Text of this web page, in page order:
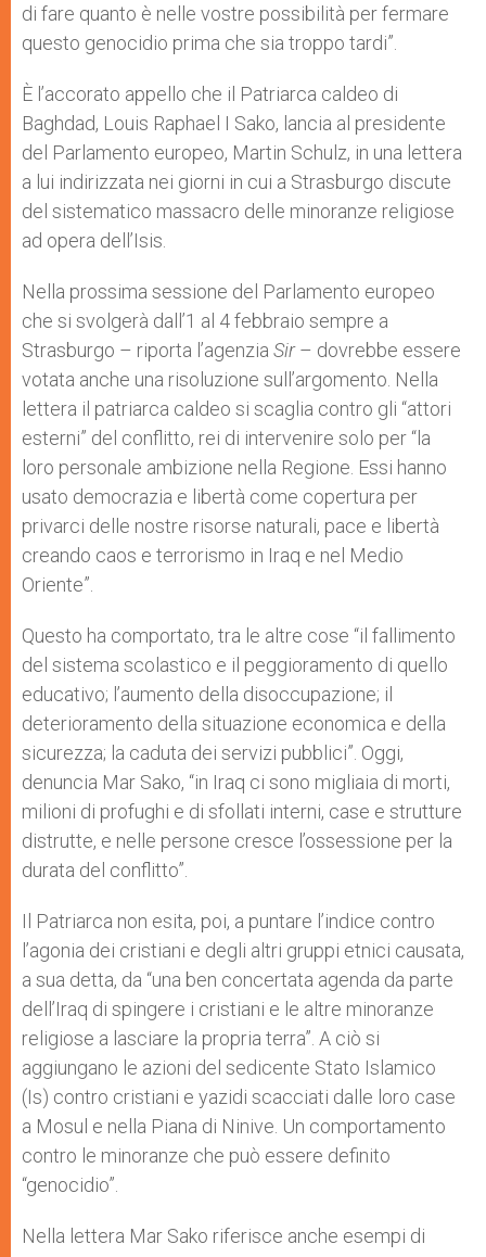
di fare quanto è nelle vostre possibilità per fermare
questo genocidio prima che sia troppo tardi”.
È l’accorato appello che il Patriarca caldeo di
Baghdad, Louis Raphael I Sako, lancia al presidente
del Parlamento europeo, Martin Schulz, in una lettera
a lui indirizzata nei giorni in cui a Strasburgo discute
del sistematico massacro delle minoranze religiose
ad opera dell’Isis.
Nella prossima sessione del Parlamento europeo
che si svolgerà dall’1 al 4 febbraio sempre a
Strasburgo – riporta l’agenzia Sir– dovrebbe essere
votata anche una risoluzione sull’argomento. Nella
lettera il patriarca caldeo si scaglia contro gli “attori
esterni” del conflitto, rei di intervenire solo per “la
loro personale ambizione nella Regione. Essi hanno
usato democrazia e libertà come copertura per
privarci delle nostre risorse naturali, pace e libertà
creando caos e terrorismo in Iraq e nel Medio
Oriente”.
Questo ha comportato, tra le altre cose “il fallimento
del sistema scolastico e il peggioramento di quello
educativo; l’aumento della disoccupazione; il
deterioramento della situazione economica e della
sicurezza; la caduta dei servizi pubblici”. Oggi,
denuncia Mar Sako, “in Iraq ci sono migliaia di morti,
milioni di profughi e di sfollati interni, case e strutture
distrutte, e nelle persone cresce l’ossessione per la
durata del conflitto”.
Il Patriarca non esita, poi, a puntare l’indice contro
l’agonia dei cristiani e degli altri gruppi etnici causata,
a sua detta, da “una ben concertata agenda da parte
dell’Iraq di spingere i cristiani e le altre minoranze
religiose a lasciare la propria terra”. A ciò si
aggiungano le azioni del sedicente Stato Islamico
(Is) contro cristiani e yazidi scacciati dalle loro case
a Mosul e nella Piana di Ninive. Un comportamento
contro le minoranze che può essere definito
“genocidio”.
Nella lettera Mar Sako riferisce anche esempi di